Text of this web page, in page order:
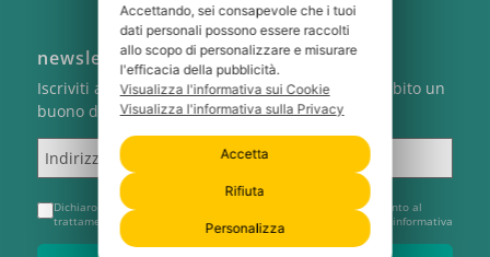
newsletter
Iscriviti alla newsletter di Cartabianca e ricevi subito un
buono del 5% sul tuo primo ordine
Indirizzo email
Dichiaro di aver preso visione dell'
e acconsento al
trattamento del mio indirizzo e-mail per l'invio della newsletter informativa
Accettando, sei consapevole che i tuoi
dati personali possono essere raccolti
allo scopo di personalizzare e misurare
l'efficacia della pubblicità.
Visualizza l'informativa sui Cookie
Visualizza l'informativa sulla Privacy
Accetta
Rifiuta
Personalizza